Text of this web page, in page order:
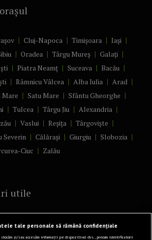
Cluj-Napoca Timișoara
Iași
Oradea Târgu Mureș
Galați
Piatra Neamț Suceava
Bacău
Râmnicu Vâlcea Alba Iulia
Arad
Mare Satu Mare
Sfântu Gheorghe
Tulcea Târgu Jiu
Alexandria
Vaslui Reșița
Târgoviște
Severin
Călărași Giurgiu
Slobozia
Ciuc Zalău
utile
tale personale să rămână confidențiale
stocăm și/sau accesăm informații pe dispozitivul dvs., precum identificatorii